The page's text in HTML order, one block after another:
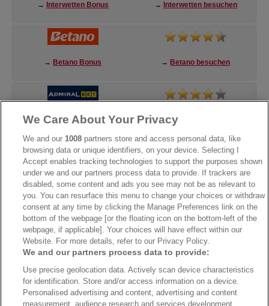
→ Interwetten Bonus → Interwetten besuchen
→ Betano Bonus → Betano besuchen
→AdmiralBet Bonus →AdmiralBet besuchen
→Bwin Bonus →Bwin besuchen
We Care About Your Privacy
We and our1008 partners store and access personal data, like
browsing data or unique identifiers, on your device. Selecting I
Accept enables tracking technologies to support the purposes shown
under we and our partners process data to provide. If trackers are
disabled, some content and ads you see may not be as relevant to
you. You can resurface this menu to change your choices or withdraw
consent at any time by clicking the Manage Preferences link on the
bottom of the webpage [or the floating icon on the bottom-left of the
webpage, if applicable]. Your choices will have effect within our
Website. For more details, refer to our Privacy Policy.
We and our partners process data to provide:
Use precise geolocation data. Actively scan device characteristics
for identification. Store and/or access information on a device.
Personalised advertising and content, advertising and content
measurement, audience research and services development.